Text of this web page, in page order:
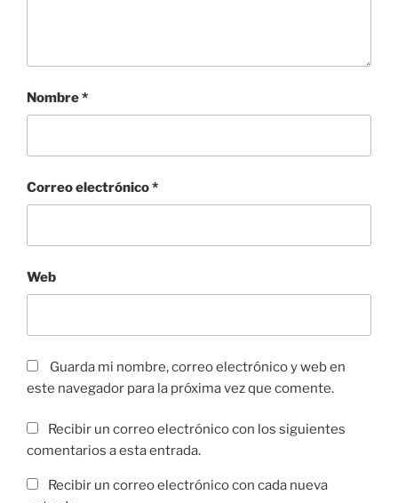
Nombre*
Correo electrónico*
Web
Guarda mi nombre, correo electrónico y web en
este navegador para la próxima vez que comente.
Recibir un correo electrónico con los siguientes
comentarios a esta entrada.
Recibir un correo electrónico con cada nueva